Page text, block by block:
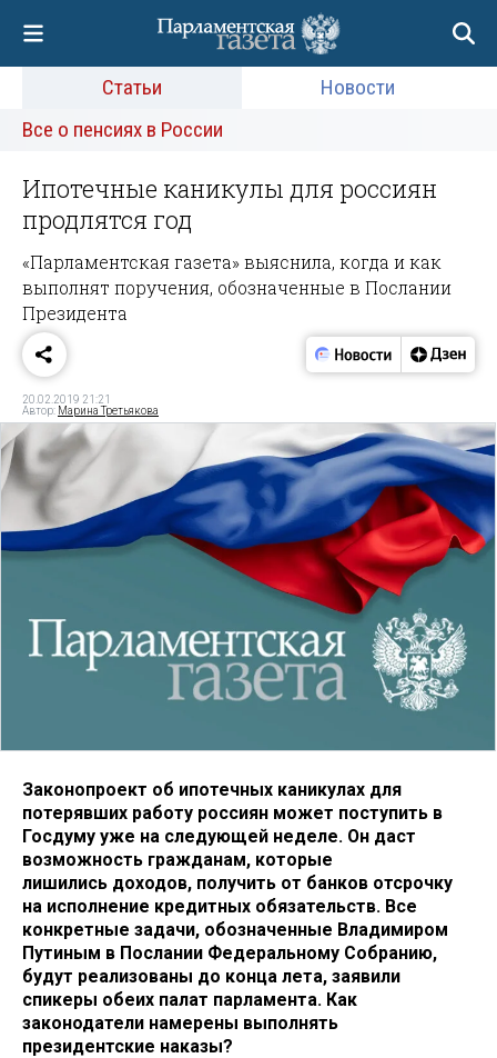
Статьи
Новости
Все о пенсиях в России
Ипотечные каникулы для россиян
продлятся год
«Парламентская газета» выяснила, когда и как
выполнят поручения, обозначенные в Послании
Президента
20.02.2019 21:21
Автор: Марина Третьякова
Законопроект об ипотечных каникулах для
потерявших работу россиян может поступить в
Госдуму уже на следующей неделе. Он даст
возможность гражданам, которые
лишились доходов, получить от банков отсрочку
на исполнение кредитных обязательств. Все
конкретные задачи, обозначенные Владимиром
Путиным в Послании Федеральному Собранию,
будут реализованы до конца лета, заявили
спикеры обеих палат парламента. Как
законодатели намерены выполнять
президентские наказы?